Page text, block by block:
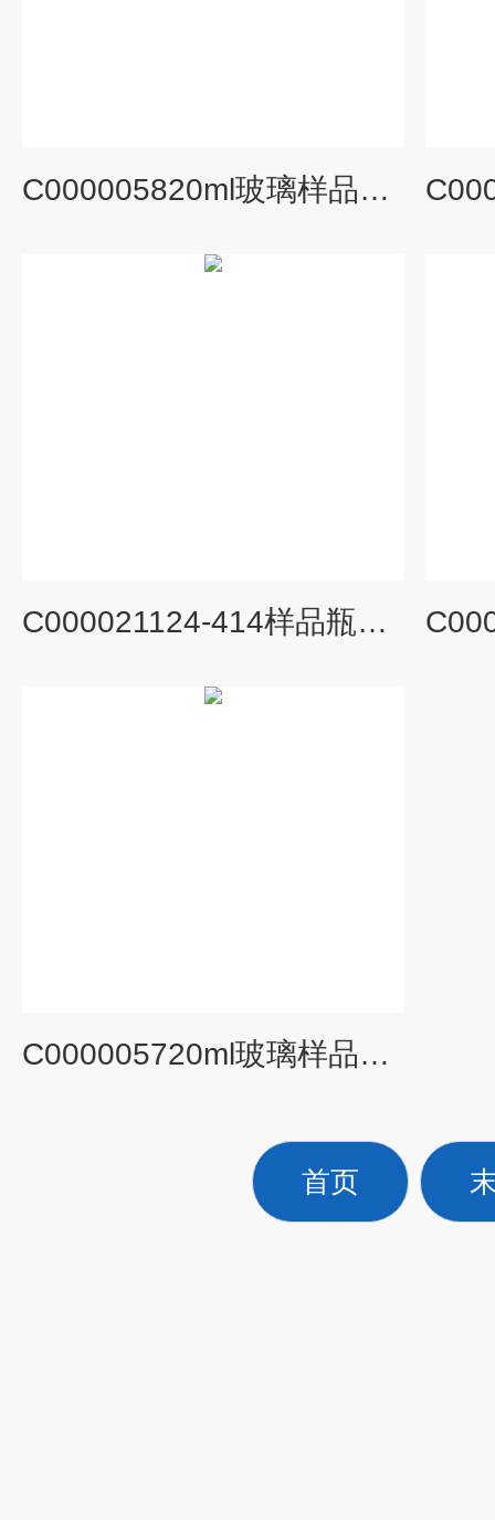
C000005820ml玻璃样品瓶EPA VOA螺口棕色进样吹扫
C000021124-414样品瓶储存瓶40ml顶空开孔实心盖垫
C000005720ml玻璃样品瓶EPA VOA螺口进样瓶吹扫捕集
首页